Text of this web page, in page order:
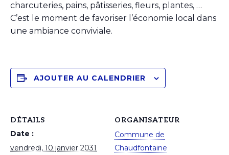
charcuteries, pains, pâtisseries, fleurs, plantes, …
C’est le moment de favoriser l’économie local dans
une ambiance conviviale.
AJOUTER AU CALENDRIER
DÉTAILS
Date :
vendredi, 10 janvier 2031
ORGANISATEUR
Commune de
Chaudfontaine